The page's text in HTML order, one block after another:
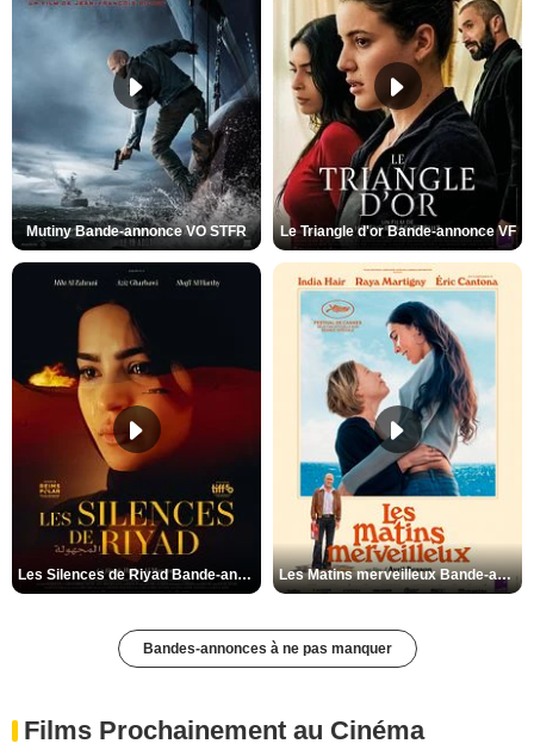
Mutiny Bande-annonce VO STFR Le Triangle d'or Bande-annonce VF
Les Silences de Riyad Bande-annonce VO STFR Les Matins merveilleux Bande-annonce VF
Bandes-annonces à ne pas manquer
Films Prochainement au Cinéma